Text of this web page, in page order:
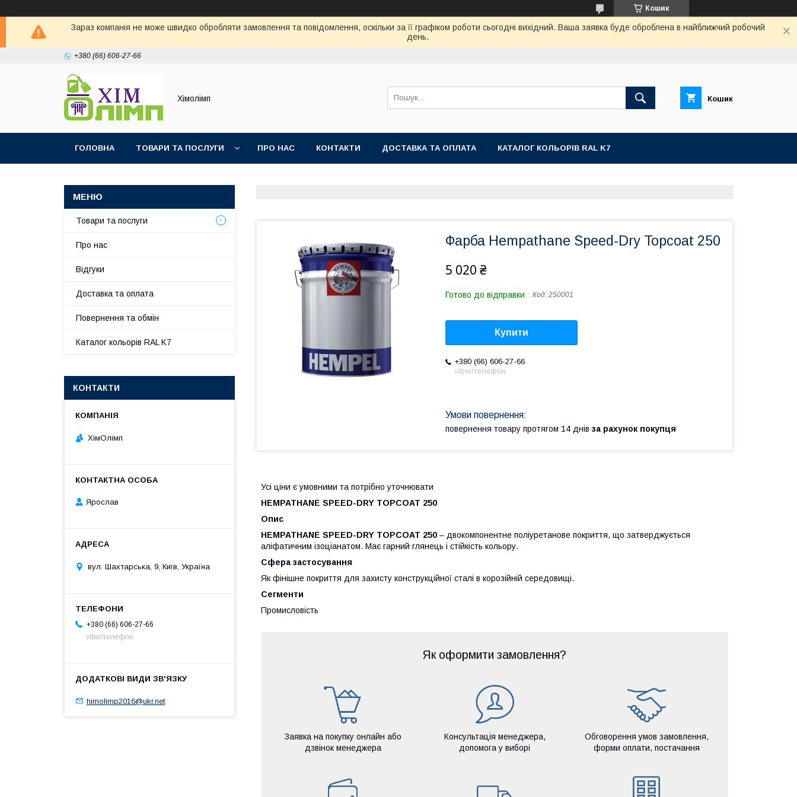
Кошик
Зараз компанія не може швидко обробляти замовлення та повідомлення, оскільки за її графіком роботи сьогодні вихідний. Ваша заявка буде оброблена в найближчий робочий
день.
+380 (66) 606-27-66
Хімолімп Кошик
ГОЛОВНА ТОВАРИ ТА ПОСЛУГИ ПРО НАС КОНТАКТИ ДОСТАВКА ТА ОПЛАТА КАТАЛОГ КОЛЬОРІВ RAL K7
Фарба Hempathane Speed-Dry Topcoat 250
5 020 ₴
Готово до відправки Код: 250001
Купити
+380 (66) 606-27-66
viber/телефон
повернення товару протягом 14 днів за рахунок покупця
Усі ціни є умовними та потрібно уточнювати
HEMPATHANE SPEED-DRY TOPCOAT 250
Опис
HEMPATHANE SPEED-DRY TOPCOAT 250 – двокомпонентне поліуретанове покриття, що затверджується
аліфатичним ізоціанатом. Має гарний глянець і стійкість кольору.
Сфера застосування
Як фінішне покриття для захисту конструкційної сталі в корозійній середовищі.
Сегменти
Промисловість
Як оформити замовлення?
Заявка на покупку онлайн або
дзвінок менеджера
Консультація менеджера,
допомога у виборі
Обговорення умов замовлення,
форми оплати, постачання
Товари та послуги
Про нас
Відгуки
Доставка та оплата
Повернення та обмін
Каталог кольорів RAL K7
КОНТАКТИ
ХімОлімп
Ярослав
вул. Шахтарська, 9, Київ, Україна
+380 (66) 606-27-66
viber/телефон
himolimp2016@ukr.net